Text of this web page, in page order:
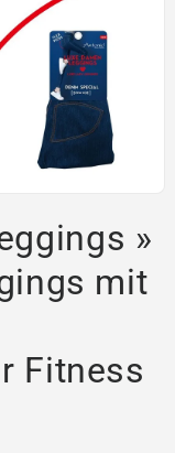
»
mit
Fitness